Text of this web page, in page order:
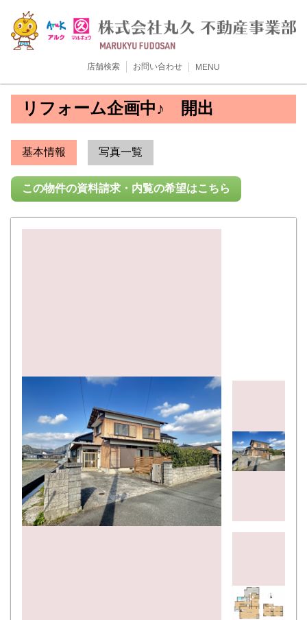
店舗検索 お問い合わせ MENU
リフォーム企画中♪ 開出
基本情報 写真一覧
この物件の資料請求・内覧の希望はこちら